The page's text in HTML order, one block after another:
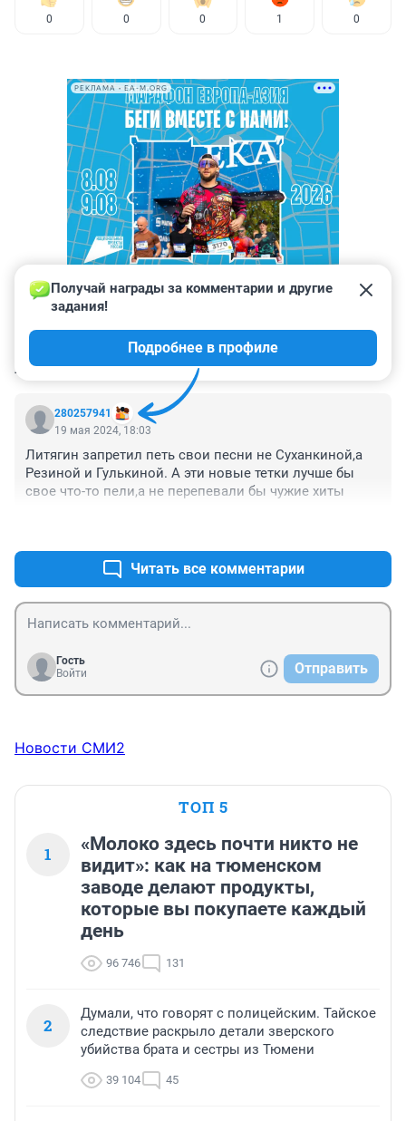
0 0 0 1 0
РЕКЛАМА • EA-M.ORG
КОММЕНТАРИИ 1
280257941
Получай награды за комментарии и другие
задания!
Подробнее в профиле
19 мая 2024, 18:03
Литягин запретил петь свои песни не Суханкиной,а
Резиной и Гулькиной. А эти новые тетки лучше бы
свое что-то пели,а не перепевали бы чужие хиты
Читать все комментарии
Гость
Войти
Отправить
Новости СМИ2
ТОП 5
1
«Молоко здесь почти никто не
видит»: как на тюменском
заводе делают продукты,
которые вы покупаете каждый
день
96 746 131
2
Думали, что говорят с полицейским. Тайское
следствие раскрыло детали зверского
убийства брата и сестры из Тюмени
39 104 45